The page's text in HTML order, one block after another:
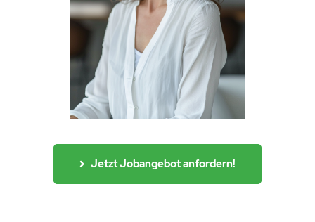
Jetzt Jobangebot anfordern!